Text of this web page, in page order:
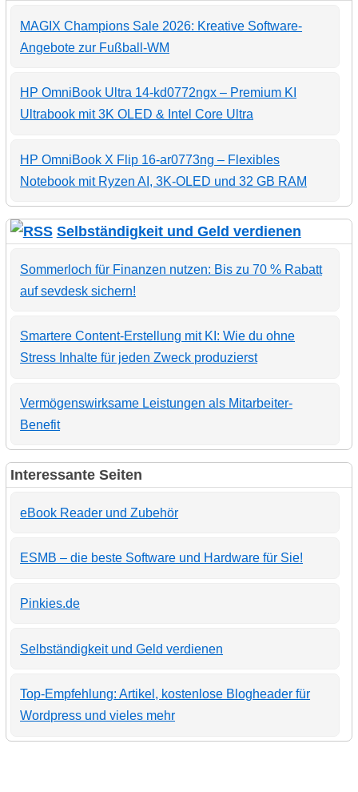
MAGIX Champions Sale 2026: Kreative Software-
Angebote zur Fußball-WM
HP OmniBook Ultra 14-kd0772ngx – Premium KI
Ultrabook mit 3K OLED & Intel Core Ultra
HP OmniBook X Flip 16-ar0773ng – Flexibles
Notebook mit Ryzen AI, 3K-OLED und 32 GB RAM
Selbständigkeit und Geld verdienen
Sommerloch für Finanzen nutzen: Bis zu 70 % Rabatt
auf sevdesk sichern!
Smartere Content-Erstellung mit KI: Wie du ohne
Stress Inhalte für jeden Zweck produzierst
Vermögenswirksame Leistungen als Mitarbeiter-
Benefit
Interessante Seiten
eBook Reader und Zubehör
ESMB – die beste Software und Hardware für Sie!
Pinkies.de
Selbständigkeit und Geld verdienen
Top-Empfehlung: Artikel, kostenlose Blogheader für
Wordpress und vieles mehr